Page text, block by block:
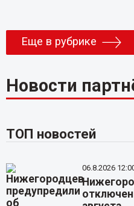
Еще в рубрике
Новости
ТОП новостей
06.8.2026